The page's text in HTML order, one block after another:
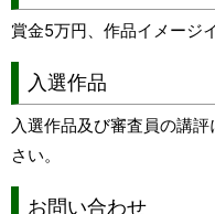
賞金5万円、作品イメージ
入選作品
入選作品及び審査員の講評
さい。
お問い合わせ